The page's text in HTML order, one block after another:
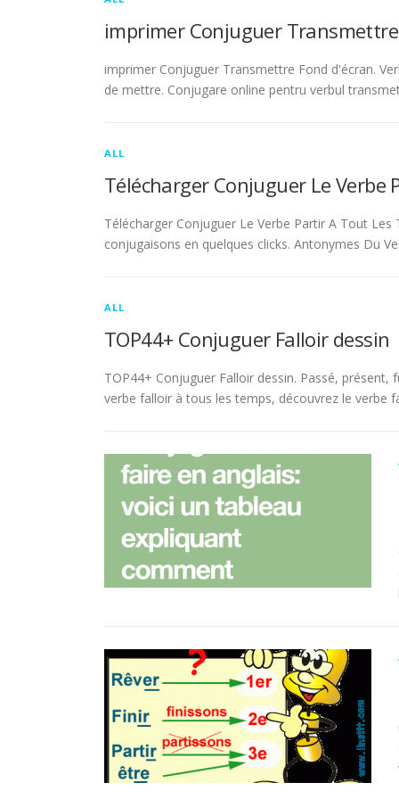
imprimer Conjuguer
imprimer Conjuguer Transmettre Fond d'écran.
de mettre. Conjugare online pentru verbul
ALL
Télécharger Conjuguer Le Verbe
Télécharger Conjuguer Le Verbe Partir A Tout
conjugaisons en quelques clicks. Antonymes Du
ALL
TOP44+ Conjuguer Falloir dessin
TOP44+ Conjuguer Falloir dessin. Passé,
verbe falloir à tous les temps, découvrez le verbe